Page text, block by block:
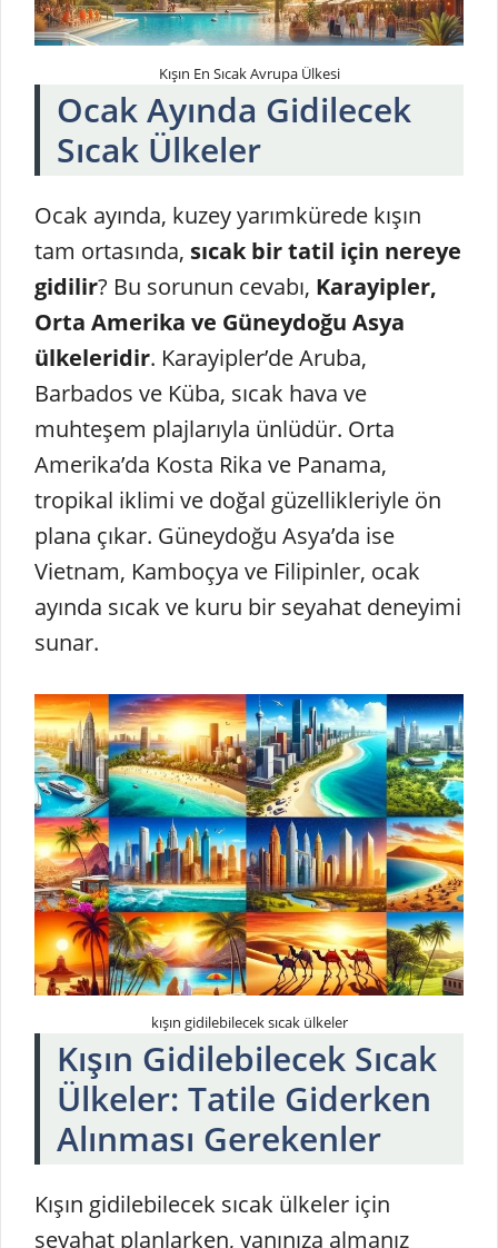
Kışın En Sıcak Avrupa Ülkesi
Ocak Ayında Gidilecek
Sıcak Ülkeler
Ocak ayında, kuzey yarımkürede kışın
tam ortasında, sıcak bir tatil için nereye
gidilir? Bu sorunun cevabı, Karayipler,
Orta Amerika ve Güneydoğu Asya
ülkeleridir. Karayipler’de Aruba,
Barbados ve Küba, sıcak hava ve
muhteşem plajlarıyla ünlüdür. Orta
Amerika’da Kosta Rika ve Panama,
tropikal iklimi ve doğal güzellikleriyle ön
plana çıkar. Güneydoğu Asya’da ise
Vietnam, Kamboçya ve Filipinler, ocak
ayında sıcak ve kuru bir seyahat deneyimi
sunar.
kışın gidilebilecek sıcak ülkeler
Kışın Gidilebilecek Sıcak
Ülkeler: Tatile Giderken
Alınması Gerekenler
Kışın gidilebilecek sıcak ülkeler için
seyahat planlarken, yanınıza almanız